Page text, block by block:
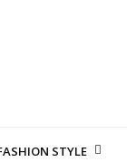
STYLE